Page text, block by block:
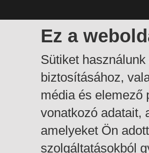
Ez a
Sütiket
biztosításához,
média és elemező
vonatkozó adatait,
amelyeket Ön
szolgáltatásokból